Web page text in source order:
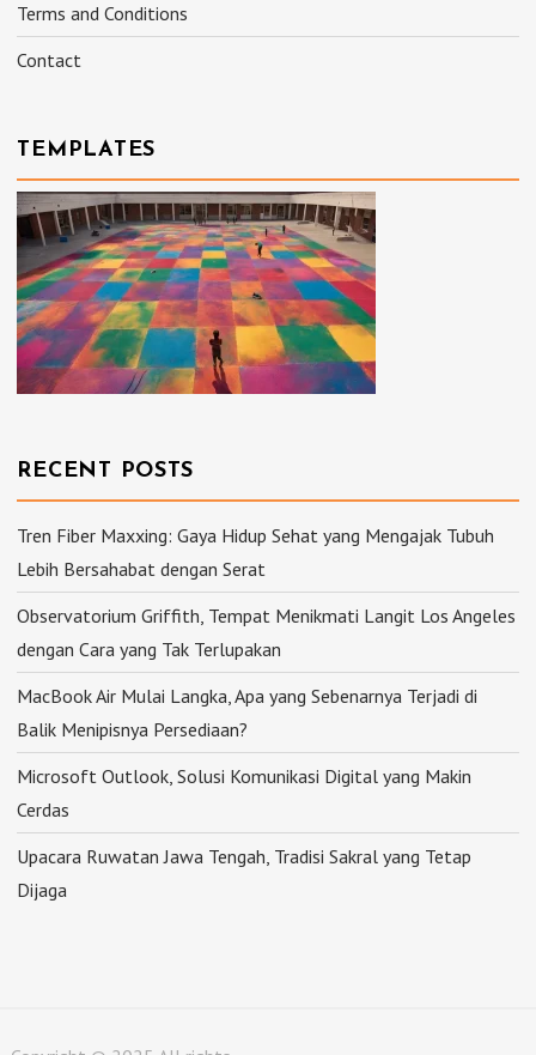
Terms and Conditions
Contact
TEMPLATES
RECENT POSTS
Tren Fiber Maxxing: Gaya Hidup Sehat yang Mengajak Tubuh
Lebih Bersahabat dengan Serat
Observatorium Griffith, Tempat Menikmati Langit Los Angeles
dengan Cara yang Tak Terlupakan
MacBook Air Mulai Langka, Apa yang Sebenarnya Terjadi di
Balik Menipisnya Persediaan?
Microsoft Outlook, Solusi Komunikasi Digital yang Makin
Cerdas
Upacara Ruwatan Jawa Tengah, Tradisi Sakral yang Tetap
Dijaga